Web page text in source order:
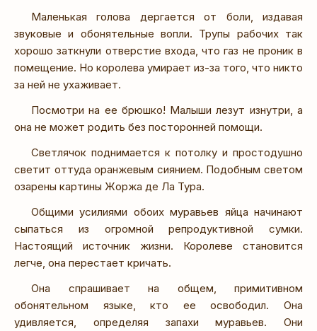
Маленькая голова дергается от боли, издавая
звуковые и обонятельные вопли. Трупы рабочих так
хорошо заткнули отверстие входа, что газ не проник в
помещение. Но королева умирает из-за того, что никто
за ней не ухаживает.
Посмотри на ее брюшко! Малыши лезут изнутри, а
она не может родить без посторонней помощи.
Светлячок поднимается к потолку и простодушно
светит оттуда оранжевым сиянием. Подобным светом
озарены картины Жоржа де Ла Тура.
Общими усилиями обоих муравьев яйца начинают
сыпаться из огромной репродуктивной сумки.
Настоящий источник жизни. Королеве становится
легче, она перестает кричать.
Она спрашивает на общем, примитивном
обонятельном языке, кто ее освободил. Она
удивляется, определяя запахи муравьев. Они